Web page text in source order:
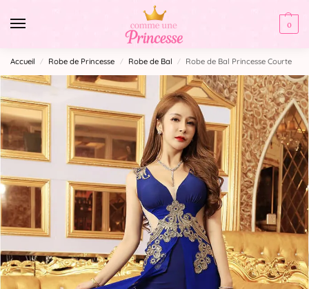
0
Accueil / Robe de Princesse / Robe de Bal / Robe de Bal Princesse Courte